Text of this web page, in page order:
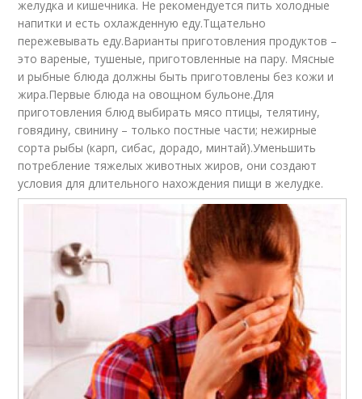
желудка и кишечника. Не рекомендуется пить холодные
напитки и есть охлажденную еду.Тщательно
пережевывать еду.Варианты приготовления продуктов –
это вареные, тушеные, приготовленные на пару. Мясные
и рыбные блюда должны быть приготовлены без кожи и
жира.Первые блюда на овощном бульоне.Для
приготовления блюд выбирать мясо птицы, телятину,
говядину, свинину – только постные части; нежирные
сорта рыбы (карп, сибас, дорадо, минтай).Уменьшить
потребление тяжелых животных жиров, они создают
условия для длительного нахождения пищи в желудке.